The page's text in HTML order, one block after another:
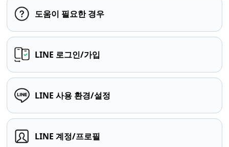
도움이 필요한 경우
LINE 로그인/가입
LINE 사용 환경/설정
LINE 계정/프로필